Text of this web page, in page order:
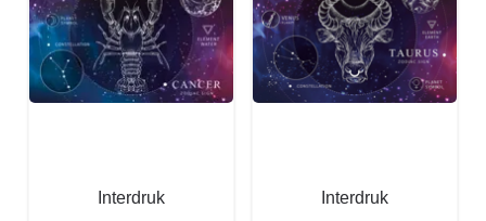
Interdruk
Interdruk